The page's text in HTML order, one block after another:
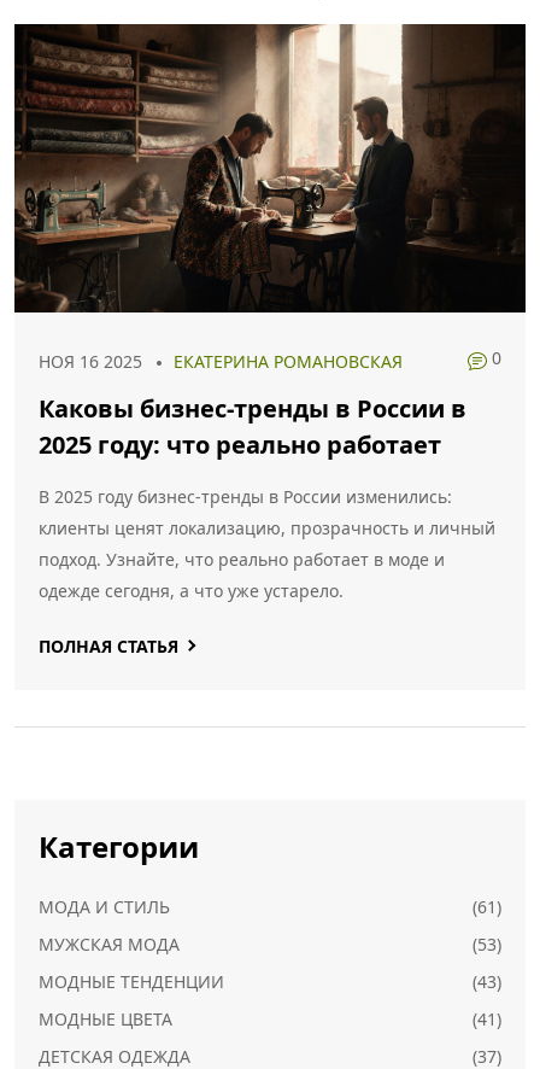
НОЯ 16 2025 ЕКАТЕРИНА РОМАНОВСКАЯ 0
Каковы бизнес-тренды в России в
2025 году: что реально работает
В 2025 году бизнес-тренды в России изменились:
клиенты ценят локализацию, прозрачность и личный
подход. Узнайте, что реально работает в моде и
одежде сегодня, а что уже устарело.
ПОЛНАЯ СТАТЬЯ
Категории
МОДА И СТИЛЬ
(61)
МУЖСКАЯ МОДА
(53)
МОДНЫЕ ТЕНДЕНЦИИ
(43)
МОДНЫЕ ЦВЕТА
(41)
ДЕТСКАЯ ОДЕЖДА
(37)